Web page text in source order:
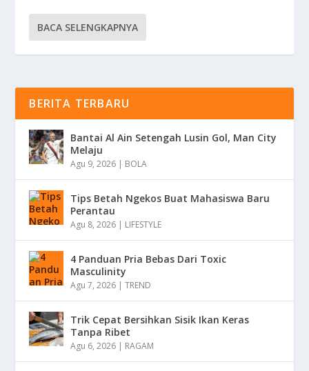
BACA SELENGKAPNYA
BERITA TERBARU
Bantai Al Ain Setengah Lusin Gol, Man City
Melaju
Agu 9, 2026 | BOLA
Tips Betah Ngekos Buat Mahasiswa Baru
Perantau
Agu 8, 2026 | LIFESTYLE
4 Panduan Pria Bebas Dari Toxic
Masculinity
Agu 7, 2026 |TREND
Trik Cepat Bersihkan Sisik Ikan Keras
Tanpa Ribet
Agu 6, 2026 | RAGAM